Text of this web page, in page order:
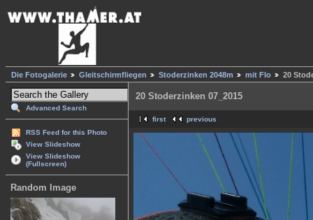
Die Fotogalerie Gleitschirmfliegen Stoderzinken 2048m mit Flo 20
Advanced Search
RSS Feed for this Photo
View Slideshow
View Slideshow
(Fullscreen)
Random Image
20 Stoderzinken 07_2015
first previous